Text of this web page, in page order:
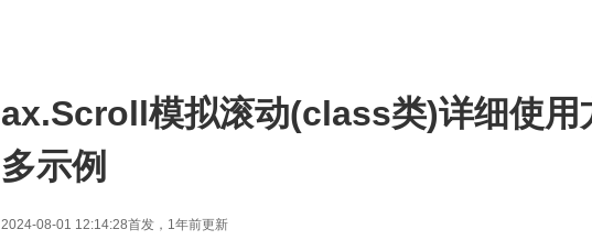
ax.Scroll模拟滚动(class类)详细使用
多示例
2024-08-01 12:14:28首发，1年前更新